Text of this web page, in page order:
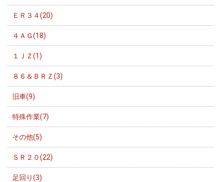
ＥＲ３４(20)
４ＡＧ(18)
１ＪＺ(1)
８６＆ＢＲＺ(3)
旧車(9)
特殊作業(7)
その他(5)
ＳＲ２０(22)
足回り(3)